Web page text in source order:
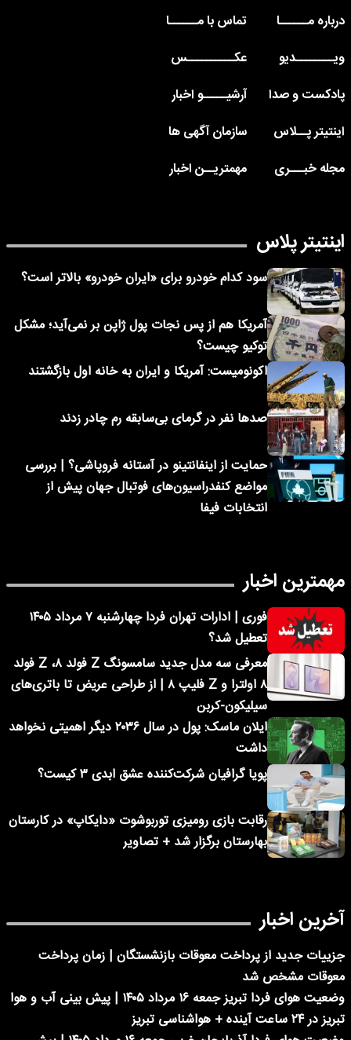
درباره مــــــا
تماس با مــــــا
ویــــــــدیو
عکــــــــــس
پادکست و صدا
آرشیـــــو اخبار
اینتیتر پــلاس
سازمان آگهی ها
مجله خبـــری
مهمتریــن اخبار
اینتیتر پلاس
سود کدام خودرو برای «ایران خودرو» بالاتر است؟
آمریکا هم از پس نجات پول ژاپن بر نمی‌آید؛ مشکل
توکیو چیست؟
اکونومیست: آمریکا و ایران به خانه اول بازگشتند
صدها نفر در گرمای بی‌سابقه رم چادر زدند
حمایت از اینفانتینو در آستانه فروپاشی؟ | بررسی
مواضع کنفدراسیون‌های فوتبال جهان پیش از
انتخابات فیفا
مهمترین اخبار
فوری | ادارات تهران فردا چهارشنبه ۷ مرداد ۱۴۰۵
تعطیل شد؟
معرفی سه مدل جدید سامسونگ Z فولد ۸، Z فولد
۸ اولترا و Z فلیپ ۸ | از طراحی عریض تا باتری‌های
سیلیکون-کربن
ایلان ماسک: پول در سال ۲۰۳۶ دیگر اهمیتی نخواهد
داشت
پویا گرافیان شرکت‌کننده عشق ابدی ۳ کیست؟
رقابت بازی رومیزی توربوشوت «دایکاپ» در کارستان
بهارستان برگزار شد + تصاویر
آخرین اخبار
جزییات جدید از پرداخت معوقات بازنشستگان | زمان پرداخت
معوقات مشخص شد
وضعیت هوای فردا تبریز جمعه ۱۶ مرداد ۱۴۰۵ | پیش بینی آب و هوا
تبریز در ۲۴ ساعت آینده + هواشناسی تبریز